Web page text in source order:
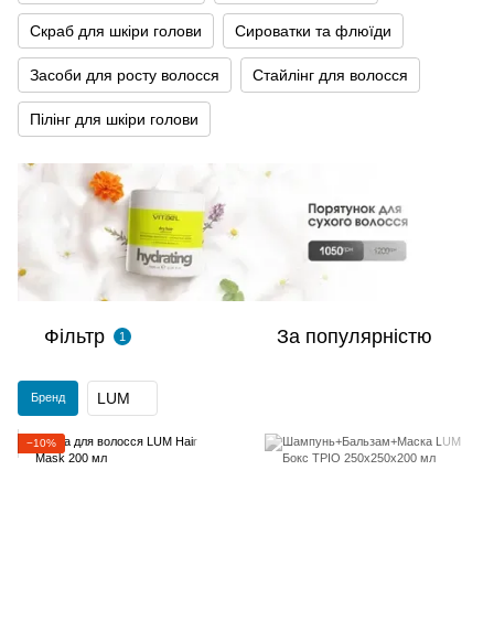
Скраб для шкіри голови Сироватки та флюїди
Засоби для росту волосся Стайлінг для волосся
Пілінг для шкіри голови
Фільтр 1 За популярністю
Бренд LUM
−10%